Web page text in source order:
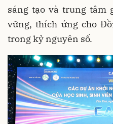
sáng tạo và trung tâm
vững, thích ứng cho
trong kỷ nguyên số.